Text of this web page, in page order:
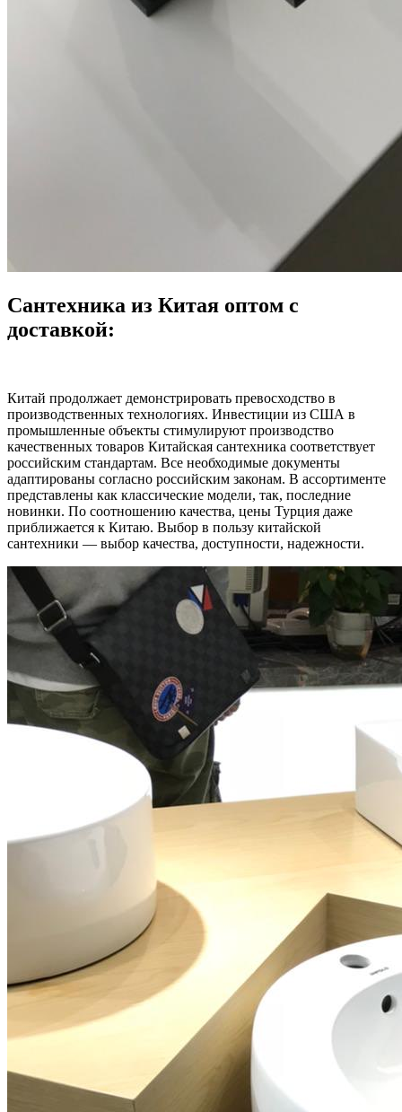
Сантехника из Китая оптом с
доставкой:
Китай продолжает демонстрировать превосходство в
производственных технологиях. Инвестиции из США в
промышленные объекты стимулируют производство
качественных товаров Китайская сантехника соответствует
российским стандартам. Все необходимые документы
адаптированы согласно российским законам. В ассортименте
представлены как классические модели, так, последние
новинки. По соотношению качества, цены Турция даже
приближается к Китаю. Выбор в пользу китайской
сантехники — выбор качества, доступности, надежности.